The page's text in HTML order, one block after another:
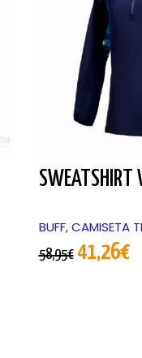
SWEATSHIRT
BUFF, CAMISETA
58,95€ 41,26€